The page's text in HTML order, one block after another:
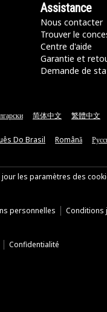
Assistance
Nous contacter
Trouver le
Centre d'aide
Garantie et
Demande de
简体中文 繁體中文
Do Brasil Română
jour les paramètres des
personnelles Conditions
Confidentialité